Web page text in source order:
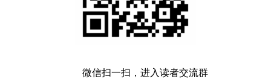
微信扫一扫，进入读者交流群